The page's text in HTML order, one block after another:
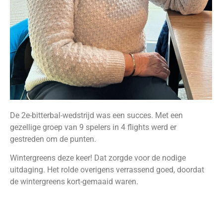
De 2e-bitterbal-wedstrijd was een succes. Met een
gezellige groep van 9 spelers in 4 flights werd er
gestreden om de punten.
Wintergreens deze keer! Dat zorgde voor de nodige
uitdaging. Het rolde overigens verrassend goed, doordat
de wintergreens kort-gemaaid waren.